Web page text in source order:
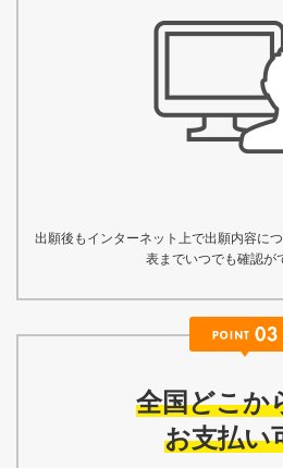
出願後もインターネット上で出願内容に
表までいつでも確認が
全国どこか
お支払い